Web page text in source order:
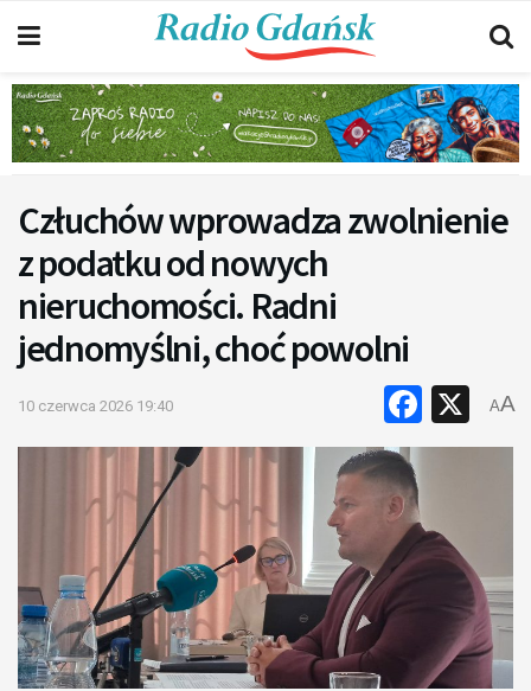
Człuchów wprowadza zwolnienie
z podatku od nowych
nieruchomości. Radni
jednomyślni, choć powolni
10 czerwca 2026 19:40 X
AA